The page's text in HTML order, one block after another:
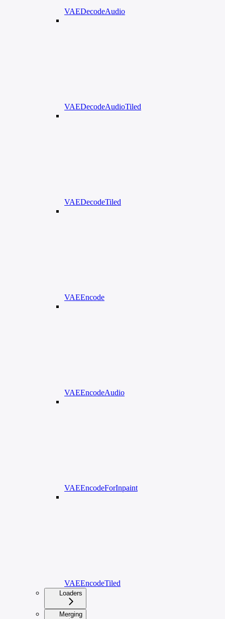
VAEDecodeAudio
VAEDecodeAudioTiled
VAEDecodeTiled
VAEEncode
VAEEncodeAudio
VAEEncodeForInpaint
VAEEncodeTiled
Loaders
Merging